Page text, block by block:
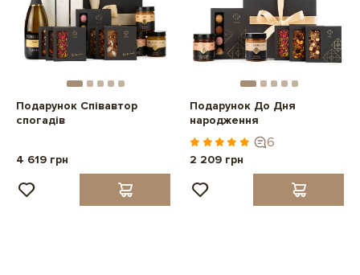
Подарунок Співавтор
спогадів
4 619 грн
Подарунок До Дня
народження
6
2 209 грн